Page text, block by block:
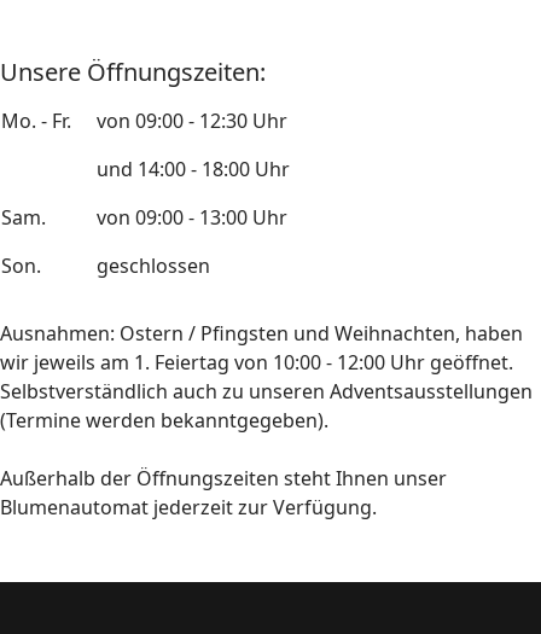
Unsere Öffnungszeiten:
Mo. - Fr.
von 09:00 - 12:30 Uhr
und 14:00 - 18:00 Uhr
Sam.
von 09:00 - 13:00 Uhr
Son.
geschlossen
Ausnahmen: Ostern / Pfingsten und Weihnachten, haben
wir jeweils am 1. Feiertag von 10:00 - 12:00 Uhr geöffnet.
Selbstverständlich auch zu unseren Adventsausstellungen
(Termine werden bekanntgegeben).
Außerhalb der Öffnungszeiten steht Ihnen unser
Blumenautomat jederzeit zur Verfügung.